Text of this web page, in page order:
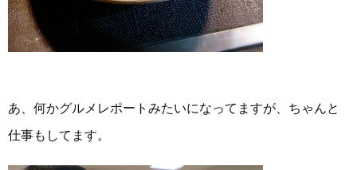
あ、何かグルメレポートみたいになってますが、ちゃんと
仕事もしてます。